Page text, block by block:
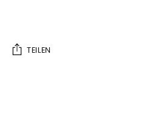
TEILEN